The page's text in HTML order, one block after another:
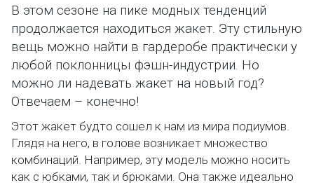
В этом сезоне на пике модных тенденций
продолжается находиться жакет. Эту стильную
вещь можно найти в гардеробе практически у
любой поклонницы фэшн-индустрии. Но
можно ли надевать жакет на новый год?
Отвечаем – конечно!
Этот жакет будто сошел к нам из мира подиумов.
Глядя на него, в голове возникает множество
комбинаций. Например, эту модель можно носить
как с юбками, так и брюками. Она также идеально